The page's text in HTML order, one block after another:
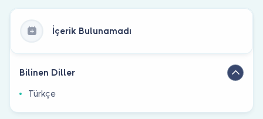
İçerik Bulunamadı
Bilinen Diller
Türkçe